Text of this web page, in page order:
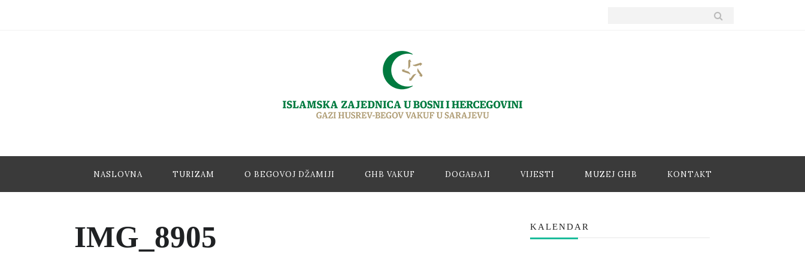
NASLOVNA TURIZAM O BEGOVOJ DŽAMIJI GHB VAKUF DOGAĐAJI VIJESTI MUZEJ GHB KONTAKT
IMG_8905 KALENDAR